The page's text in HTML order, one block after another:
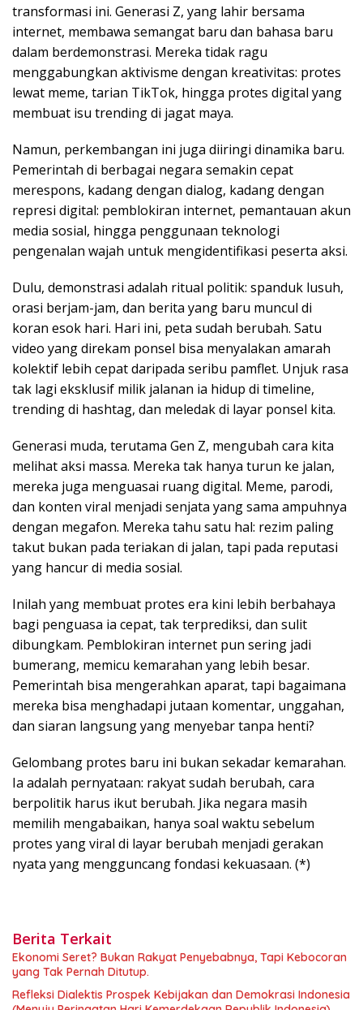
transformasi ini. Generasi Z, yang lahir bersama
internet, membawa semangat baru dan bahasa baru
dalam berdemonstrasi. Mereka tidak ragu
menggabungkan aktivisme dengan kreativitas: protes
lewat meme, tarian TikTok, hingga protes digital yang
membuat isu trending di jagat maya.
Namun, perkembangan ini juga diiringi dinamika baru.
Pemerintah di berbagai negara semakin cepat
merespons, kadang dengan dialog, kadang dengan
represi digital: pemblokiran internet, pemantauan akun
media sosial, hingga penggunaan teknologi
pengenalan wajah untuk mengidentifikasi peserta aksi.
Dulu, demonstrasi adalah ritual politik: spanduk lusuh,
orasi berjam-jam, dan berita yang baru muncul di
koran esok hari. Hari ini, peta sudah berubah. Satu
video yang direkam ponsel bisa menyalakan amarah
kolektif lebih cepat daripada seribu pamflet. Unjuk rasa
tak lagi eksklusif milik jalanan ia hidup di timeline,
trending di hashtag, dan meledak di layar ponsel kita.
Generasi muda, terutama Gen Z, mengubah cara kita
melihat aksi massa. Mereka tak hanya turun ke jalan,
mereka juga menguasai ruang digital. Meme, parodi,
dan konten viral menjadi senjata yang sama ampuhnya
dengan megafon. Mereka tahu satu hal: rezim paling
takut bukan pada teriakan di jalan, tapi pada reputasi
yang hancur di media sosial.
Inilah yang membuat protes era kini lebih berbahaya
bagi penguasa ia cepat, tak terprediksi, dan sulit
dibungkam. Pemblokiran internet pun sering jadi
bumerang, memicu kemarahan yang lebih besar.
Pemerintah bisa mengerahkan aparat, tapi bagaimana
mereka bisa menghadapi jutaan komentar, unggahan,
dan siaran langsung yang menyebar tanpa henti?
Gelombang protes baru ini bukan sekadar kemarahan.
Ia adalah pernyataan: rakyat sudah berubah, cara
berpolitik harus ikut berubah. Jika negara masih
memilih mengabaikan, hanya soal waktu sebelum
protes yang viral di layar berubah menjadi gerakan
nyata yang mengguncang fondasi kekuasaan. (*)
Berita Terkait
Ekonomi Seret? Bukan Rakyat Penyebabnya, Tapi Kebocoran
yang Tak Pernah Ditutup.
Refleksi Dialektis Prospek Kebijakan dan Demokrasi Indonesia